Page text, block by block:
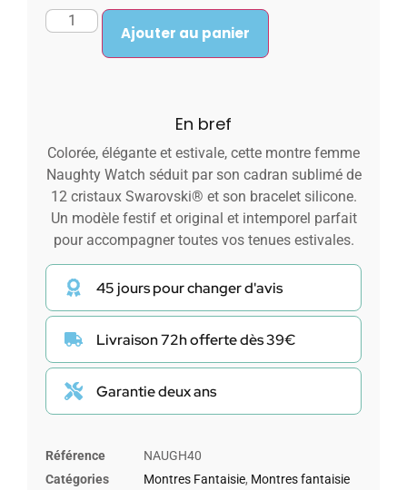
Ajouter au panier
En bref
Colorée, élégante et estivale, cette montre femme
Naughty Watch séduit par son cadran sublimé de
12 cristaux Swarovski® et son bracelet silicone.
Un modèle festif et original et intemporel parfait
pour accompagner toutes vos tenues estivales.
45 jours pour changer d'avis
Livraison 72h offerte dès 39€
Garantie deux ans
Référence
NAUGH40
Catégories
Montres Fantaisie, Montres fantaisie